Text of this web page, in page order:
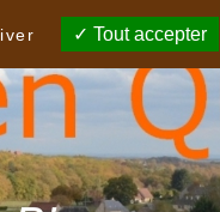
Tout accepter